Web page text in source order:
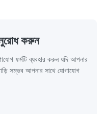
করুন
ফর্মটি ব্যবহার করুন যদি আপনার
সম্ভব আপনার সাথে যোগাযোগ